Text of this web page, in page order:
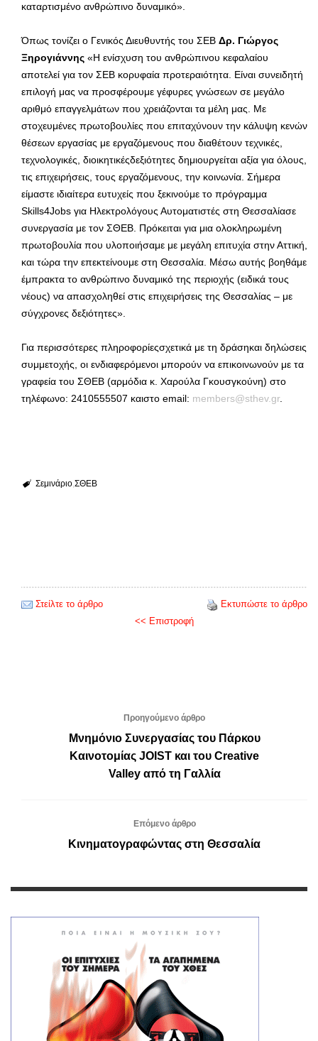
καταρτισμένο ανθρώπινο δυναμικό».
Όπως τονίζει ο Γενικός Διευθυντής του ΣΕΒ Δρ. Γιώργος
Ξηρογιάννης «Η ενίσχυση του ανθρώπινου κεφαλαίου
αποτελεί για τον ΣΕΒ κορυφαία προτεραιότητα. Είναι συνειδητή
επιλογή μας να προσφέρουμε γέφυρες γνώσεων σε μεγάλο
αριθμό επαγγελμάτων που χρειάζονται τα μέλη μας. Με
στοχευμένες πρωτοβουλίες που επιταχύνουν την κάλυψη κενών
θέσεων εργασίας με εργαζόμενους που διαθέτουν τεχνικές,
τεχνολογικές, διοικητικέςδεξιότητες δημιουργείται αξία για όλους,
τις επιχειρήσεις, τους εργαζόμενους, την κοινωνία. Σήμερα
είμαστε ιδιαίτερα ευτυχείς που ξεκινούμε το πρόγραμμα
Skills4Jobs για Ηλεκτρολόγους Αυτοματιστές στη Θεσσαλίασε
συνεργασία με τον ΣΘΕΒ. Πρόκειται για μια ολοκληρωμένη
πρωτοβουλία που υλοποιήσαμε με μεγάλη επιτυχία στην Αττική,
και τώρα την επεκτείνουμε στη Θεσσαλία. Μέσω αυτής βοηθάμε
έμπρακτα το ανθρώπινο δυναμικό της περιοχής (ειδικά τους
νέους) να απασχοληθεί στις επιχειρήσεις της Θεσσαλίας – με
σύγχρονες δεξιότητες».
Για περισσότερες πληροφορίεςσχετικά με τη δράσηκαι δηλώσεις
συμμετοχής, οι ενδιαφερόμενοι μπορούν να επικοινωνούν με τα
γραφεία του ΣΘΕΒ (αρμόδια κ. Χαρούλα Γκουσγκούνη) στο
τηλέφωνο: 2410555507 καιστο email: members@sthev.gr.
Σεμινάριο ΣΘΕΒ
Στείλτε το άρθρο
Εκτυπώστε το άρθρο
<< Επιστροφή
Προηγούμενο άρθρο
Μνημόνιο Συνεργασίας του Πάρκου
Καινοτομίας JOIST και του Creative
Valley από τη Γαλλία
Επόμενο άρθρο
Κινηματογραφώντας στη Θεσσαλία